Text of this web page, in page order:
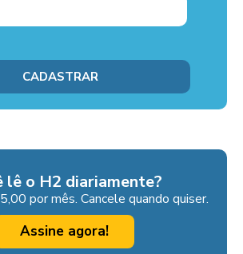
lê o H2 diariamente?
por mês. Cancele quando quiser.
Assine agora!